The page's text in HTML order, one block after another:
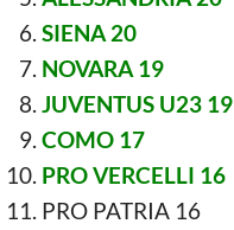
SIENA 20
NOVARA 19
JUVENTUS U23 19
COMO 17
PRO VERCELLI 16
PRO PATRIA 16